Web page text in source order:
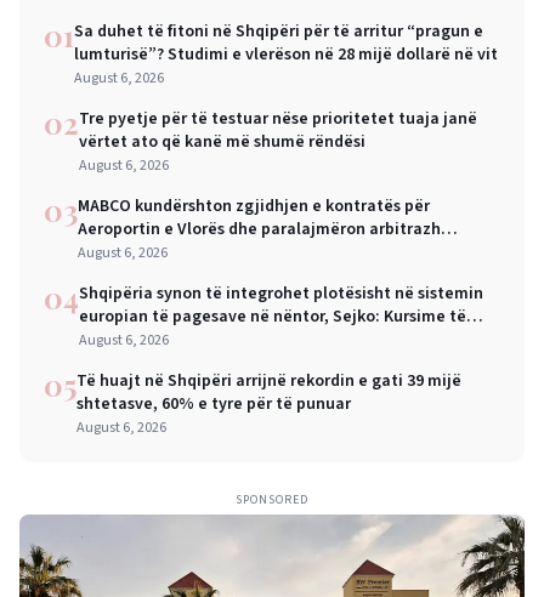
01Sa duhet të fitoni në Shqipëri për të arritur “pragun e
lumturisë”? Studimi e vlerëson në 28 mijë dollarë në vit
August 6, 2026
02Tre pyetje për të testuar nëse prioritetet tuaja janë
vërtet ato që kanë më shumë rëndësi
August 6, 2026
03MABCO kundërshton zgjidhjen e kontratës për
Aeroportin e Vlorës dhe paralajmëron arbitrazh
ndërkombëtar
August 6, 2026
04Shqipëria synon të integrohet plotësisht në sistemin
europian të pagesave në nëntor, Sejko: Kursime të
mëdha për qytetarët dhe bizneset
August 6, 2026
05Të huajt në Shqipëri arrijnë rekordin e gati 39 mijë
shtetasve, 60% e tyre për të punuar
August 6, 2026
SPONSORED